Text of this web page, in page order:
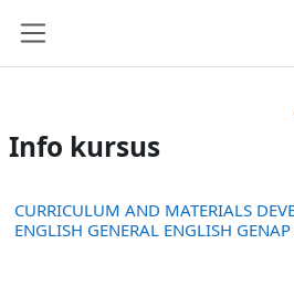
Info kursus
CURRICULUM AND MATERIALS
ENGLISH GENERAL ENGLISH